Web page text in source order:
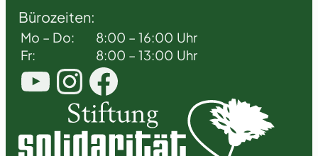
Bürozeiten:
Mo – Do:
8:00 – 16:00 Uhr
Fr:
8:00 – 13:00 Uhr
YouTube InstagramFacebook